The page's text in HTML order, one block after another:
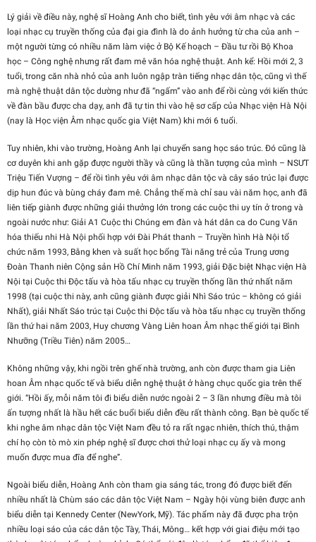
Lý giải về điều này, nghệ sĩ Hoàng Anh cho biết, tình yêu với âm nhạc và các
loại nhạc cụ truyền thống của đại gia đình là do ảnh hưởng từ cha của anh –
một người từng có nhiều năm làm việc ở Bộ Kế hoạch – Đầu tư rồi Bộ Khoa
học – Công nghệ nhưng rất đam mê văn hóa nghệ thuật. Anh kể: Hồi mới 2, 3
tuổi, trong căn nhà nhỏ của anh luôn ngập tràn tiếng nhạc dân tộc, cũng vì thế
mà nghệ thuật dân tộc dường như đã “ngấm” vào anh để rồi cùng với kiến thức
về đàn bầu được cha dạy, anh đã tự tin thi vào hệ sơ cấp của Nhạc viện Hà Nội
(nay là Học viện Âm nhạc quốc gia Việt Nam) khi mới 6 tuổi.
Tuy nhiên, khi vào trường, Hoàng Anh lại chuyển sang học sáo trúc. Đó cũng là
cơ duyên khi anh gặp được người thầy và cũng là thần tượng của mình – NSƯT
Triệu Tiến Vượng – để rồi tình yêu với âm nhạc dân tộc và cây sáo trúc lại được
dịp hun đúc và bùng cháy đam mê. Chẳng thế mà chỉ sau vài năm học, anh đã
liên tiếp giành được những giải thưởng lớn trong các cuộc thi uy tín ở trong và
ngoài nước như: Giải A1 Cuộc thi Chúng em đàn và hát dân ca do Cung Văn
hóa thiếu nhi Hà Nội phối hợp với Đài Phát thanh – Truyền hình Hà Nội tổ
chức năm 1993, Bằng khen và suất học bổng Tài năng trẻ của Trung ương
Đoàn Thanh niên Cộng sản Hồ Chí Minh năm 1993, giải Đặc biệt Nhạc viện Hà
Nội tại Cuộc thi Độc tấu và hòa tấu nhạc cụ truyền thống lần thứ nhất năm
1998 (tại cuộc thi này, anh cũng giành được giải Nhì Sáo trúc – không có giải
Nhất), giải Nhất Sáo trúc tại Cuộc thi Độc tấu và hòa tấu nhạc cụ truyền thống
lần thứ hai năm 2003, Huy chương Vàng Liên hoan Âm nhạc thế giới tại Bình
Nhưỡng (Triều Tiên) năm 2005…
Không những vậy, khi ngồi trên ghế nhà trường, anh còn được tham gia Liên
hoan Âm nhạc quốc tế và biểu diễn nghệ thuật ở hàng chục quốc gia trên thế
giới. “Hồi ấy, mỗi năm tôi đi biểu diễn nước ngoài 2 – 3 lần nhưng điều mà tôi
ấn tượng nhất là hầu hết các buổi biểu diễn đều rất thành công. Bạn bè quốc tế
khi nghe âm nhạc dân tộc Việt Nam đều tỏ ra rất ngạc nhiên, thích thú, thậm
chí họ còn tò mò xin phép nghệ sĩ được chơi thử loại nhạc cụ ấy và mong
muốn được mua đĩa để nghe”.
Ngoài biểu diễn, Hoàng Anh còn tham gia sáng tác, trong đó được biết đến
nhiều nhất là Chùm sáo các dân tộc Việt Nam – Ngày hội vùng biên được anh
biểu diễn tại Kennedy Center (NewYork, Mỹ). Tác phẩm này đã được pha trộn
nhiều loại sáo của các dân tộc Tày, Thái, Mông… kết hợp với giai điệu mới tạo